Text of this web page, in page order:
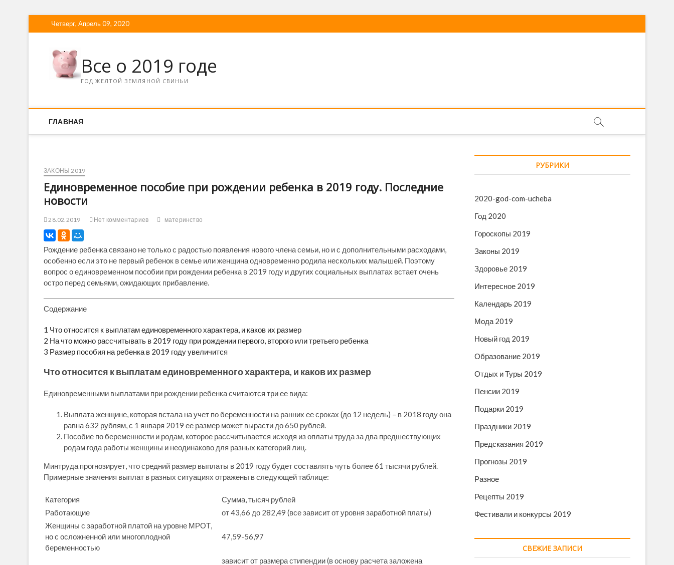
Четверг, Апрель 09, 2020
Все о 2019 годе
ГОД ЖЕЛТОЙ ЗЕМЛЯНОЙ СВИНЬИ
ГЛАВНАЯ
ЗАКОНЫ 2019
Единовременное пособие при рождении ребенка в 2019 году. Последние
новости
28.02.2019 Нет комментариев материнство
Рождение ребенка связано не только с радостью появления нового члена семьи, но и с дополнительными расходами,
особенно если это не первый ребенок в семье или женщина одновременно родила нескольких малышей. Поэтому
вопрос о единовременном пособии при рождении ребенка в 2019 году и других социальных выплатах встает очень
остро перед семьями, ожидающих прибавление.
Содержание
1 Что относится к выплатам единовременного характера, и каков их размер
2 На что можно рассчитывать в 2019 году при рождении первого, второго или третьего ребенка
3 Размер пособия на ребенка в 2019 году увеличится
Что относится к выплатам единовременного характера, и каков их размер
Единовременными выплатами при рождении ребенка считаются три ее вида:
Выплата женщине, которая встала на учет по беременности на ранних ее сроках (до 12 недель) – в 2018 году она
равна 632 рублям, с 1 января 2019 ее размер может вырасти до 650 рублей.
Пособие по беременности и родам, которое рассчитывается исходя из оплаты труда за два предшествующих
родам года работы женщины и неодинаково для разных категорий лиц.
Минтруда прогнозирует, что средний размер выплаты в 2019 году будет составлять чуть более 61 тысячи рублей.
Примерные значения выплат в разных ситуациях отражены в следующей таблице:
Категория
Сумма, тысяч рублей
Работающие
от 43,66 до 282,49 (все зависит от уровня заработной платы)
Женщины с заработной платой на уровне МРОТ,
но с осложненной или многоплодной
беременностью
47,59-56,97
зависит от размера стипендии (в основу расчета заложена
РУБРИКИ
2020-god-com-ucheba
Год 2020
Гороскопы 2019
Законы 2019
Здоровье 2019
Интересное 2019
Календарь 2019
Мода 2019
Новый год 2019
Образование 2019
Отдых и Туры 2019
Пенсии 2019
Подарки 2019
Праздники 2019
Предсказания 2019
Прогнозы 2019
Разное
Рецепты 2019
Фестивали и конкурсы 2019
СВЕЖИЕ ЗАПИСИ